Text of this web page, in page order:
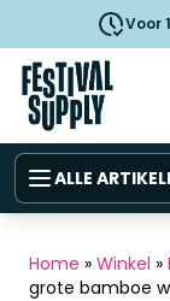
Voor
ALLE
Home » Winkel »
grote bamboe